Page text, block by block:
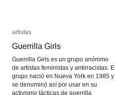
artistas
Guerrilla Girls
Guerrilla Girls es un grupo anónimo
de artistas feministas y antirracistas. El
grupo nació en Nueva York en 1985 y
se denominó así por usar en su
activismo tácticas de guerrilla
artistas
Guerrilla Girls